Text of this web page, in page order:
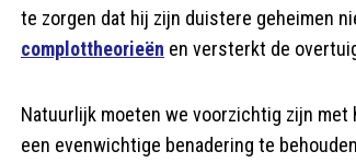
te zorgen dat hij zijn duistere geheimen
complottheorieën en versterkt de
Natuurlijk moeten we voorzichtig zijn
een evenwichtige benadering te